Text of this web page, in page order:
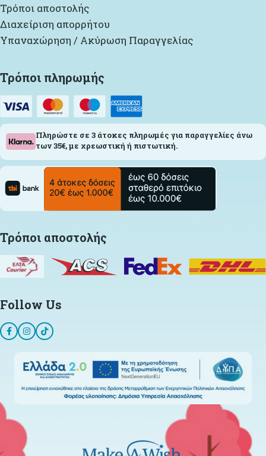
Τρόποι αποστολής
Διαχείριση απορρήτου
Υπαναχώρηση / Ακύρωση Παραγγελίας
Τρόποι πληρωμής
Πληρώστε σε 3 άτοκες πληρωμές για παραγγελίες άνω
των 35€, με χρεωστική ή πιστωτική.
Τρόποι αποστολής
Follow Us